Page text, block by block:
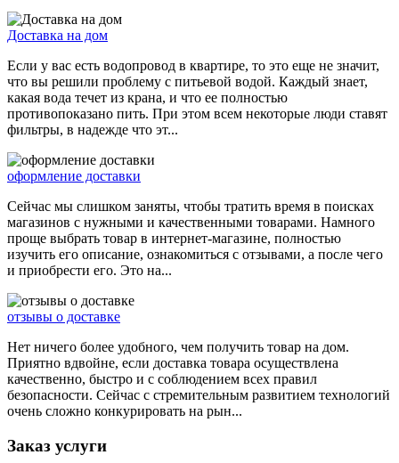
Доставка на дом
Если у вас есть водопровод в квартире, то это еще не значит,
что вы решили проблему с питьевой водой. Каждый знает,
какая вода течет из крана, и что ее полностью
противопоказано пить. При этом всем некоторые люди ставят
фильтры, в надежде что эт...
оформление доставки
Сейчас мы слишком заняты, чтобы тратить время в поисках
магазинов с нужными и качественными товарами. Намного
проще выбрать товар в интернет-магазине, полностью
изучить его описание, ознакомиться с отзывами, а после чего
и приобрести его. Это на...
отзывы о доставке
Нет ничего более удобного, чем получить товар на дом.
Приятно вдвойне, если доставка товара осуществлена
качественно, быстро и с соблюдением всех правил
безопасности. Сейчас с стремительным развитием технологий
очень сложно конкурировать на рын...
Заказ услуги